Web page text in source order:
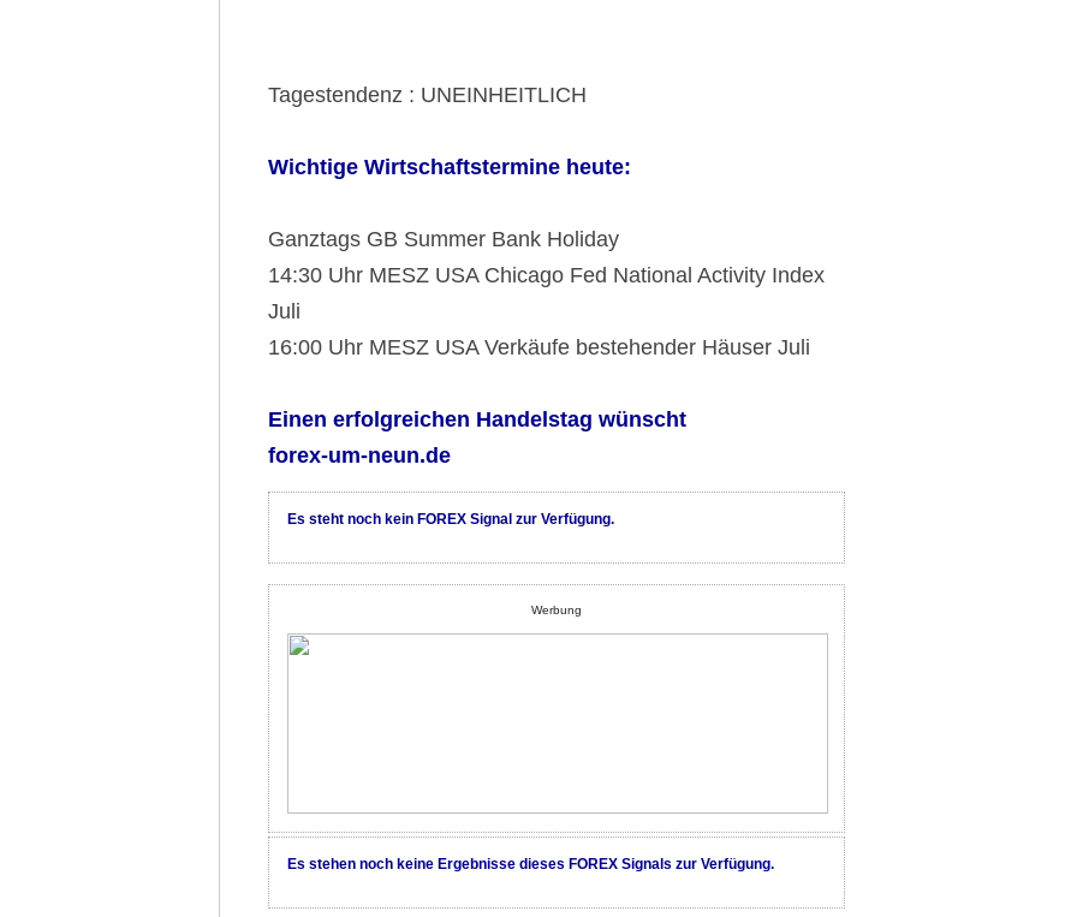
Tagestendenz : UNEINHEITLICH
Wichtige Wirtschaftstermine heute:
Ganztags GB Summer Bank Holiday
14:30 Uhr MESZ USA Chicago Fed National Activity Index
Juli
16:00 Uhr MESZ USA Verkäufe bestehender Häuser Juli
Einen erfolgreichen Handelstag wünscht
forex-um-neun.de
Es steht noch kein FOREX Signal zur Verfügung.
Werbung
Es stehen noch keine Ergebnisse dieses FOREX Signals zur Verfügung.